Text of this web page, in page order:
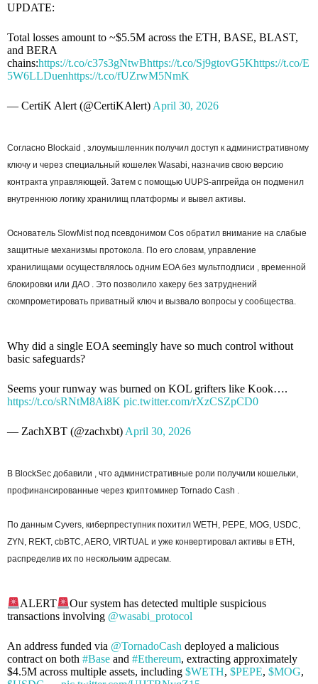
UPDATE:
Total losses amount to ~$5.5M across the ETH, BASE, BLAST,
and BERA
chains:https://t.co/c37s3gNtwBhttps://t.co/Sj9gtovG5Khttps://t.co/E
5W6LLDuenhttps://t.co/fUZrwM5NmK
— CertiK Alert (@CertiKAlert) April 30, 2026
Согласно Blockaid , злоумышленник получил доступ к административному
ключу и через специальный кошелек Wasabi, назначив свою версию
контракта управляющей. Затем с помощью UUPS-апгрейда он подменил
внутреннюю логику хранилищ платформы и вывел активы.
Основатель SlowMist под псевдонимом Cos обратил внимание на слабые
защитные механизмы протокола. По его словам, управление
хранилищами осуществлялось одним EOA без мультподписи , временной
блокировки или ДАО . Это позволило хакеру без затруднений
скомпрометировать приватный ключ и вызвало вопросы у сообщества.
Why did a single EOA seemingly have so much control without
basic safeguards?
Seems your runway was burned on KOL grifters like Kook….
https://t.co/sRNtM8Ai8K pic.twitter.com/rXzCSZpCD0
— ZachXBT (@zachxbt) April 30, 2026
В BlockSec добавили , что административные роли получили кошельки,
профинансированные через криптомикер Tornado Cash .
По данным Cyvers, киберпреступник похитил WETH, PEPE, MOG, USDC,
ZYN, REKT, cbBTC, AERO, VIRTUAL и уже конвертировал активы в ETH,
распределив их по нескольким адресам.
ALERT
Our system has detected multiple suspicious
transactions involving @wasabi_protocol
An address funded via @TornadoCash deployed a malicious
contract on both #Base and #Ethereum, extracting approximately
$4.5M across multiple assets, including $WETH, $PEPE, $MOG,